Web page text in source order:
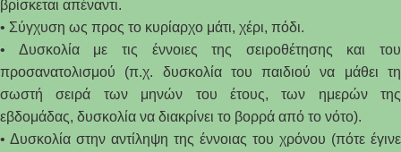
βρίσκεται απέναντι.
• Σύγχυση ως προς το κυρίαρχο μάτι, χέρι, πόδι.
• Δυσκολία με τις έννοιες της σειροθέτησης και του
προσανατολισμού (π.χ. δυσκολία του παιδιού να μάθει τη
σωστή σειρά των μηνών του έτους, των ημερών της
εβδομάδας, δυσκολία να διακρίνει το βορρά από το νότο).
• Δυσκολία στην αντίληψη της έννοιας του χρόνου (πότε έγινε